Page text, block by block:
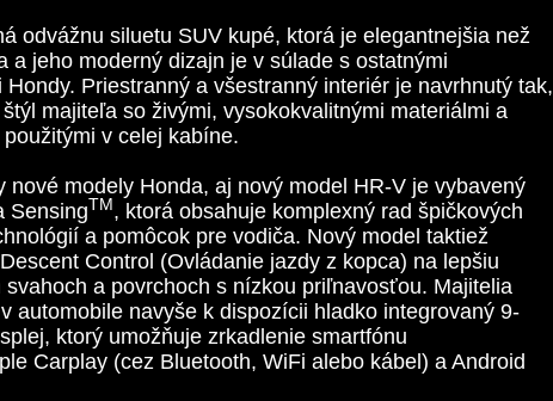
odvážnu siluetu SUV kupé, ktorá je elegantnejšia než
a jeho moderný dizajn je v súlade s ostatnými
Priestranný a všestranný interiér je navrhnutý tak,
majiteľa so živými, vysokokvalitnými materiálmi a
v celej kabíne.
nové modely Honda, aj nový model HR-V je vybavený
SensingTM , ktorá obsahuje komplexný rad špičkových
a pomôcok pre vodiča. Nový model taktiež
Control (Ovládanie jazdy z kopca) na lepšiu
svahoch a povrchoch s nízkou priľnavosťou. Majitelia
automobile navyše k dispozícii hladko integrovaný 9-
ktorý umožňuje zrkadlenie smartfónu
Carplay (cez Bluetooth, WiFi alebo kábel) a Android